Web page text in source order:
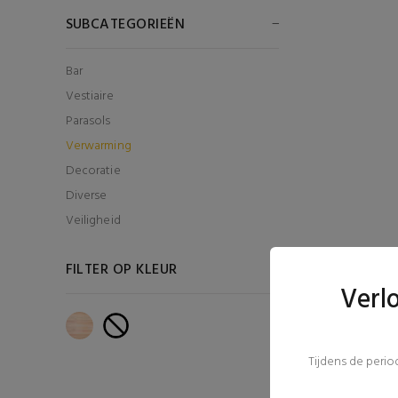
SUBCATEGORIEËN
Bar
Vestiaire
Parasols
Verwarming
Decoratie
Diverse
Veiligheid
FILTER OP KLEUR
Tijdens de